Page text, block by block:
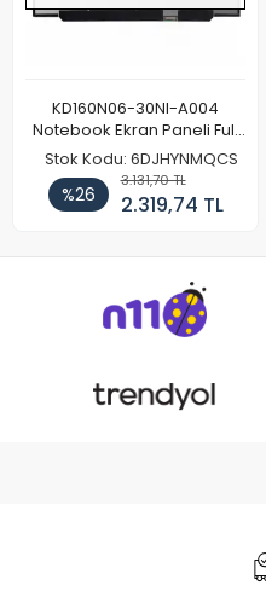
KD160N06-30NI-A004
Notebook Ekran Paneli Full
HD
Stok Kodu: 6DJHYNMQCS
%26
3.131,70 TL
2.319,74 TL